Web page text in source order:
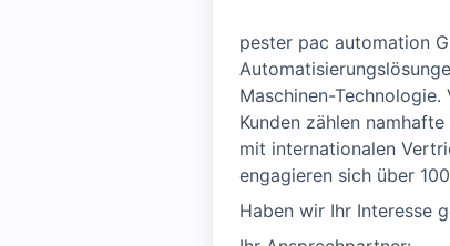
pester pac automation
Maschinen-
Kunden zählen
mit internationalen
engagieren sich über
Haben wir Ihr Interesse